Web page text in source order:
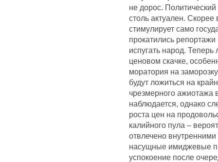
не дорос.
столь актуален. Скорее
стимулирует само
прокатились
испугать народ.
ценовом скачке,
моратория на
будут ложиться на
чрезмерного ажиотажа
наблюдается, однако
роста цен на
калийного пула –
отвлечено
насущные имиджевые
успокоение после